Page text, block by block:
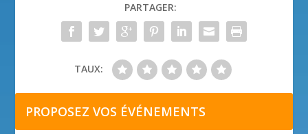
PARTAGER:
TAUX:
PROPOSEZ VOS ÉVÉNEMENTS